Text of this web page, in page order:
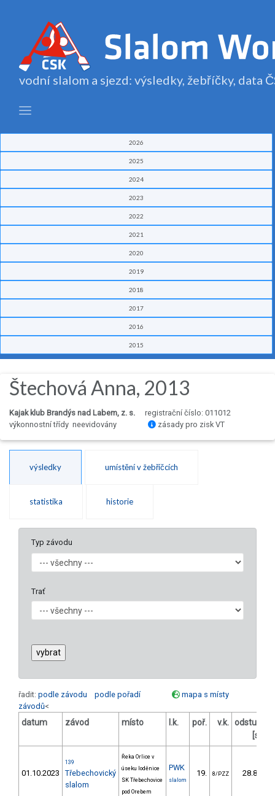
vodní slalom a sjezd: výsledky, žebříčky, data
2026
2025
2024
2023
2022
2021
2020
2019
2018
2017
2016
2015
Štechová Anna, 2013
Kajak klub Brandýs nad Labem, z. s.
registrační číslo: 011012
výkonnostní třídy neevidovány
zásady pro zisk VT
výsledky umístění v žebříčcích
statistika historie
Typ závodu
Trať
řadit: podle závodu podle pořadí
mapa s místy
závodů<
datum závod místo l.k. poř. v.k. odstup
[s]
01.10.2023
139
Třebechovický
slalom
Řeka Orlice v
úseku loděnice
SK Třebechovice
pod Orebem
PWK
slalom
19. 8/PZZ 28.80